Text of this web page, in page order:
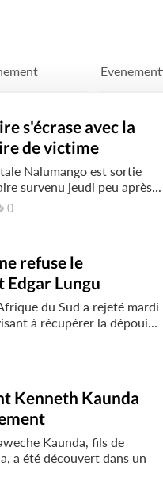
s'écrase avec la
de victime
Nalumango est sortie
survenu jeudi peu après...
0
refuse le
Lungu
du Sud a rejeté mardi
à récupérer la dépoui...
Kenneth Kaunda
Kaunda, fils de
a été découvert dans un